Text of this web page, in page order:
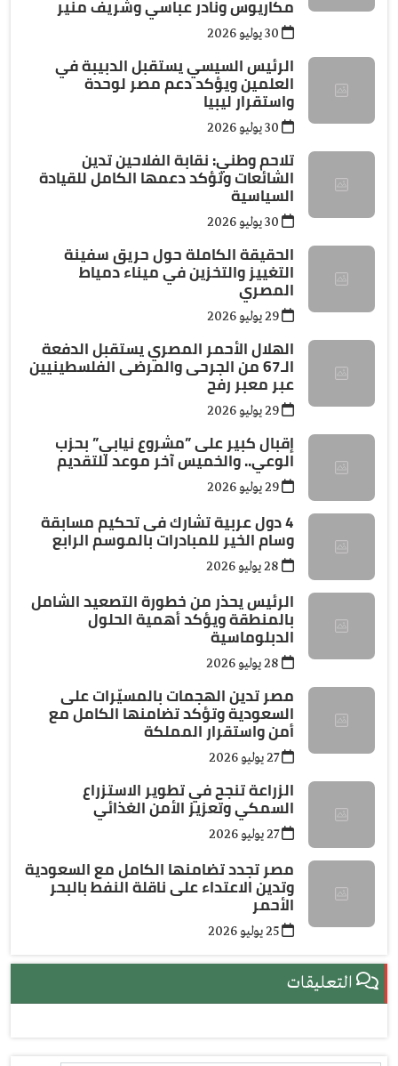
مكاريوس ونادر عباسي وشريف منير
الرئيس السيسي يستقبل الدبيبة في
العلمين ويؤكد دعم مصر لوحدة
واستقرار ليبيا
تلاحم وطني: نقابة الفلاحين تدين
الشائعات وتؤكد دعمها الكامل للقيادة
السياسية
الحقيقة الكاملة حول حريق سفينة
التغييز والتخزين في ميناء دمياط
المصري
الهلال الأحمر المصري يستقبل الدفعة
الـ67 من الجرحى والمرضى الفلسطينيين
عبر معبر رفح
إقبال كبير على ”مشروع نيابي” بحزب
الوعي.. والخميس آخر موعد للتقديم
4 دول عربية تشارك فى تحكيم مسابقة
وسام الخير للمبادرات بالموسم الرابع
الرئيس يحذر من خطورة التصعيد الشامل
بالمنطقة ويؤكد أهمية الحلول
الدبلوماسية
مصر تدين الهجمات بالمسيّرات على
السعودية وتؤكد تضامنها الكامل مع
أمن واستقرار المملكة
27 يوليو 2026
الزراعة تنجح في تطوير الاستزراع
السمكي وتعزيز الأمن الغذائي
27 يوليو 2026
مصر تجدد تضامنها الكامل مع السعودية
وتدين الاعتداء على ناقلة النفط بالبحر
الأحمر
التعليقات